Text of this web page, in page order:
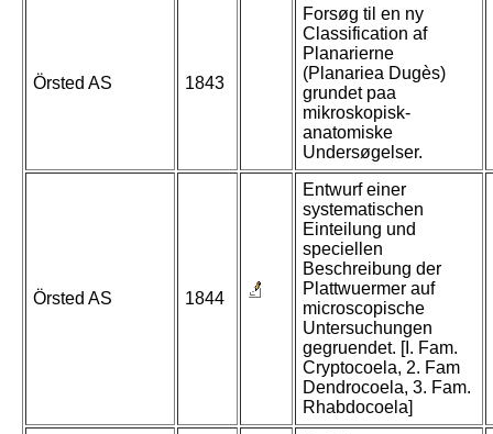
Örsted AS 1843
Forsøg til en ny
Classification af
Planarierne
(Planariea Dugès)
grundet paa
mikroskopisk-
anatomiske
Undersøgelser.
Örsted AS 1844
Entwurf einer
systematischen
Einteilung und
speciellen
Beschreibung der
Plattwuermer auf
microscopische
Untersuchungen
gegruendet. [I. Fam.
Cryptocoela, 2. Fam
Dendrocoela, 3. Fam.
Rhabdocoela]